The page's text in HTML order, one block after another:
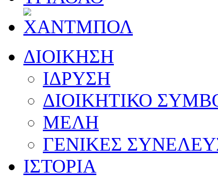
ΔΙΟΙΚΗΣΗ
ΙΔΡΥΣΗ
ΔΙΟΙΚΗΤΙΚΟ
ΜΕΛΗ
ΓΕΝΙΚΕΣ
ΙΣΤΟΡΙΑ